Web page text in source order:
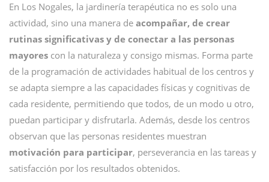
En Los Nogales, la jardinería terapéutica no es solo una
actividad, sino una manera de acompañar, de crear
rutinas significativas y de conectar a las personas
mayores con la naturaleza y consigo mismas. Forma parte
de la programación de actividades habitual de los centros y
se adapta siempre a las capacidades físicas y cognitivas de
cada residente, permitiendo que todos, de un modo u otro,
puedan participar y disfrutarla. Además, desde los centros
observan que las personas residentes muestran
motivación para participar, perseverancia en las tareas y
satisfacción por los resultados obtenidos.